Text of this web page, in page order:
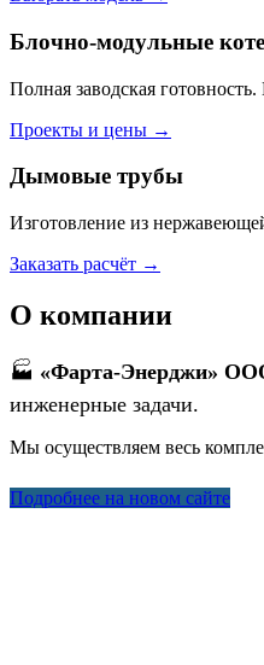
Блочно-модульные
Полная заводская
Проекты и цены →
Дымовые трубы
Изготовление из
Заказать расчёт →
О компании
🏭 «Фарта-Энерджи»
инженерные задачи.
Мы осуществляем весь
Подробнее на новом сайте